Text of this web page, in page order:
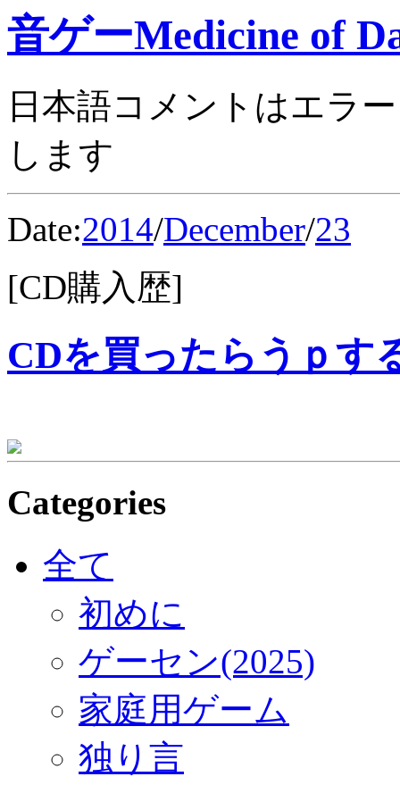
音ゲーMedicine of
日本語コメントはエラ
します
Date:2014/December/23
[CD購入歴]
CDを買ったらうｐす
Categories
全て
初めに
ゲーセン(2025)
家庭用ゲーム
独り言